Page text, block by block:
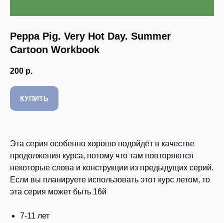
Peppa Pig. Very Hot Day. Summer
Cartoon Workbook
200 р.
КУПИТЬ
Эта серия особенно хорошо подойдёт в качестве
продолжения курса, потому что там повторяются
некоторые слова и конструкции из предыдущих серий.
Если вы планируете использовать этот курс летом, то
эта серия может быть 16й
7-11 лет